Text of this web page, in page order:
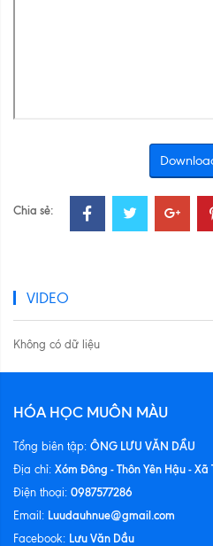
Chia sẻ:
VIDEO
Không có dữ liệu
HÓA HỌC MUÔN MÀU
Tổng biên tập: ÔNG LƯU VĂN DẦU
Địa chỉ: Xóm Đông - Thôn Yên Hậu -
Điện thoại: 0987577286
Email: Luudauhnue@gmail.com
Facebook: Lưu Văn Dầu